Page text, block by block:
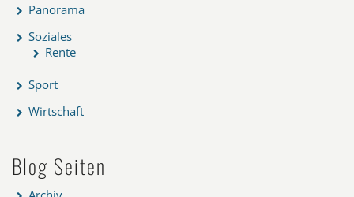
Panorama
Soziales
Rente
Sport
Wirtschaft
Blog Seiten